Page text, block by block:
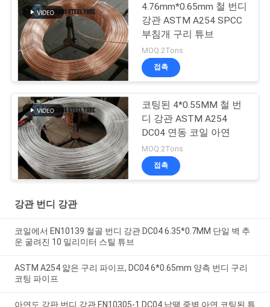
4.76mm*0.65mm 철 번디
강관 ASTM A254 SPCC
부침개 구리 튜브
MOQ:2Tons
접촉
코팅된 4*0.55MM 철 번
디 강관 ASTM A254
DC04 연동 코일 아연
MOQ:2Tons
접촉
강관 번디 강관
코일에서 EN10139 철골 번디 강관 DC04 6.35*0.7MM 단일 벽 추
운 굴려진 10 밀리미터 스틸 튜브
ASTM A254 얇은 구리 파이프, DC04 6*0.65mm 양측 번디 구리
코팅 파이프
아연도 강판 번디 강관 EN10305-1 DC04 납땜 중벽 아연 코팅된 튜